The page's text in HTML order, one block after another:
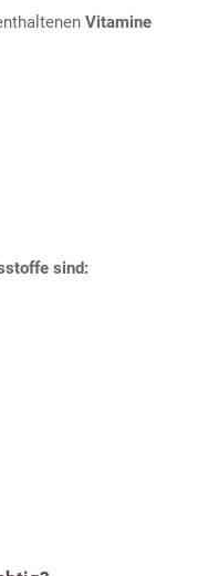
Vitamine
sind: